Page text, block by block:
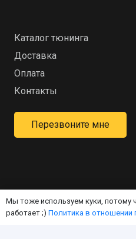
Каталог тюнинга
Доставка
Оплата
Контакты
Перезвоните мне
Интернет-магазин для
Мы тоже используем куки, потому
работает ;) Политика в отношении